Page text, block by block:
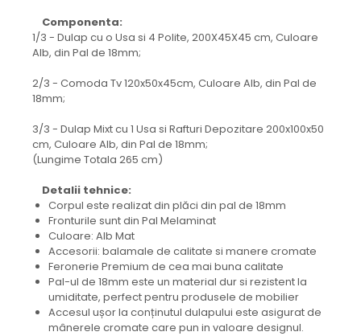
Componenta:
1/3 - Dulap cu o Usa si 4 Polite, 200X45X45 cm, Culoare
Alb, din Pal de 18mm;
2/3 - Comoda Tv 120x50x45cm, Culoare Alb, din Pal de
18mm;
3/3 - Dulap Mixt cu 1 Usa si Rafturi Depozitare 200x100x50
cm, Culoare Alb, din Pal de 18mm;
(Lungime Totala 265 cm)
Detalii tehnice:
Corpul este realizat din plăci din pal de 18mm
Fronturile sunt din Pal Melaminat
Culoare: Alb Mat
Accesorii: balamale de calitate si manere cromate
Feronerie Premium de cea mai buna calitate
Pal-ul de 18mm este un material dur si rezistent la
umiditate, perfect pentru produsele de mobilier
Accesul ușor la conținutul dulapului este asigurat de
mânerele cromate care pun in valoare designul.